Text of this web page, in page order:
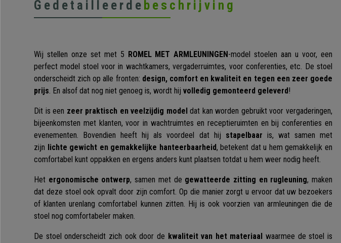
Gedetailleerde beschrijving
Wij stellen onze set met 5 ROMEL MET ARMLEUNINGEN-model stoelen aan u voor, een
perfect model stoel voor in wachtkamers, vergaderruimtes, voor conferenties, etc. De stoel
onderscheidt zich op alle fronten: design, comfort en kwaliteit en tegen een zeer goede
prijs. En alsof dat nog niet genoeg is, wordt hij volledig gemonteerd geleverd!
Dit is een zeer praktisch en veelzijdig modeldat kan worden gebruikt voor vergaderingen,
bijeenkomsten met klanten, voor in wachtruimtes en receptieruimten en bij conferenties en
evenementen. Bovendien heeft hij als voordeel dat hij stapelbaar is, wat samen met
zijn lichte gewicht en gemakkelijke hanteerbaarheid, betekent dat u hem gemakkelijk en
comfortabel kunt oppakken en ergens anders kunt plaatsen totdat u hem weer nodig heeft.
Het ergonomische ontwerp, samen met de gewatteerde zitting en rugleuning, maken
dat deze stoel ook opvalt door zijn comfort. Op die manier zorgt u ervoor dat uw bezoekers
of klanten urenlang comfortabel kunnen zitten. Hij is ook voorzien van armleuningen die de
stoel nog comfortabeler maken.
De stoel onderscheidt zich ook door de kwaliteit van het materiaal waarmee de stoel is